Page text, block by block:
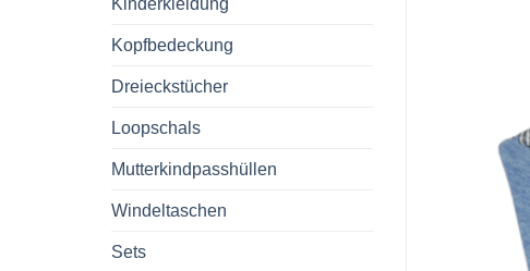
Kopfbedeckung
Dreieckstücher
Loopschals
Mutterkindpasshüllen
Windeltaschen
Sets